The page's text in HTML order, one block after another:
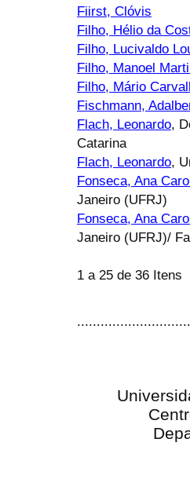
Fiirst, Clóvis
Filho, Hélio da
Filho, Lucivaldo
Filho, Manoel
Filho, Mário
Fischmann,
Flach, Leonardo,
Catarina
Flach, Leonardo,
Fonseca, Ana
Janeiro (UFRJ)
Fonseca, Ana
Janeiro (UFRJ)/
1 a 25 de 36 Itens